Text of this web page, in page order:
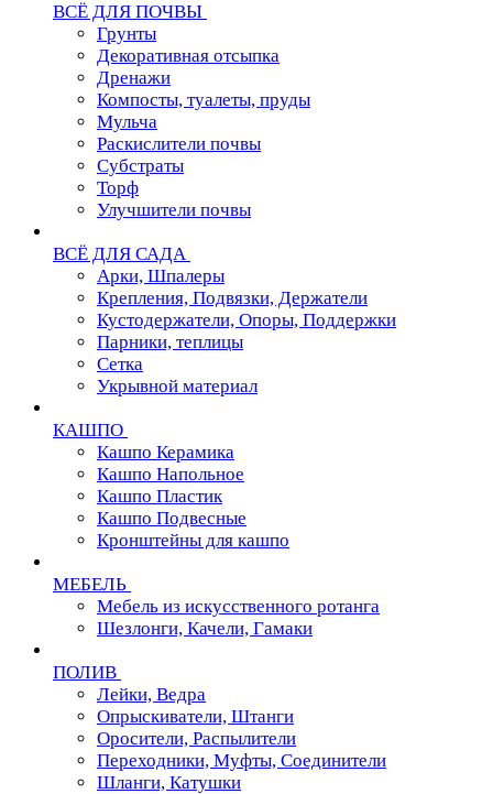
ВСЁ ДЛЯ ПОЧВЫ
Грунты
Декоративная отсыпка
Дренажи
Компосты, туалеты, пруды
Мульча
Раскислители почвы
Субстраты
Торф
Улучшители почвы
ВСЁ ДЛЯ САДА
Арки, Шпалеры
Крепления, Подвязки, Держатели
Кустодержатели, Опоры, Поддержки
Парники, теплицы
Сетка
Укрывной материал
КАШПО
Кашпо Керамика
Кашпо Напольное
Кашпо Пластик
Кашпо Подвесные
Кронштейны для кашпо
МЕБЕЛЬ
Мебель из искусственного ротанга
Шезлонги, Качели, Гамаки
ПОЛИВ
Лейки, Ведра
Опрыскиватели, Штанги
Оросители, Распылители
Переходники, Муфты, Соединители
Шланги, Катушки